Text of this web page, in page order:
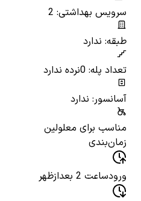
سرویس بهداشتی: 2
طبقه: ندارد
تعداد پله: 0
نرده ندارد
آسانسور: ندارد
مناسب برای معلولین
زمان‌بندی
ورودساعت 2 بعدازظهر